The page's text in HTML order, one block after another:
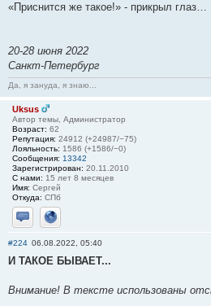
«Приснится же такое!» - прикрыл глаз…
20-28 июня 2022
Санкт-Петербург
Да, я зануда, я знаю...
Uksus
Автор темы, Администратор
Возраст: 62
Репутация: 24912 (+24987/−75)
Лояльность: 1586 (+1586/−0)
Сообщения: 13342
Зарегистрирован: 20.11.2010
С нами: 15 лет 8 месяцев
Имя: Сергей
Откуда: СПб
Отправить личное сообщение
Сайт
#224 06.08.2022, 05:40
И ТАКОЕ БЫВАЕТ...
Внимание! В тексте использованы